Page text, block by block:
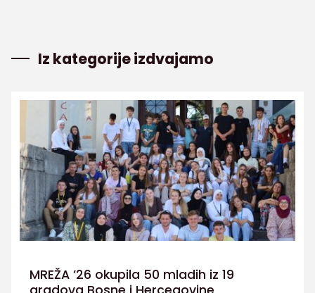
Iz kategorije izdvajamo
MREŽA ’26 okupila 50 mladih iz 19